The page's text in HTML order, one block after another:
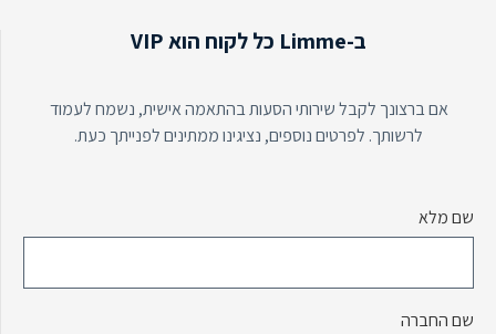
ב-Limme כל לקוח הוא VIP
אם ברצונך לקבל שירותי הסעות בהתאמה אישית, נשמח לעמוד
לרשותך. לפרטים נוספים, נציגינו ממתינים לפנייתך כעת.
שם מלא
שם החברה